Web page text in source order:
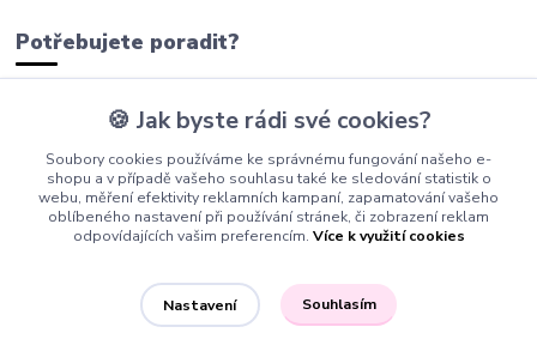
Potřebujete poradit?
+420 605 277 576
info@barfici.cz
🍪 Jak byste rádi své cookies?
Soubory cookies používáme ke správnému fungování našeho e-
shopu a v případě vašeho souhlasu také ke sledování statistik o
webu, měření efektivity reklamních kampaní, zapamatování vašeho
oblíbeného nastavení při používání stránek, či zobrazení reklam
odpovídajících vašim preferencím. Více k využití cookies
Nastavení Souhlasím